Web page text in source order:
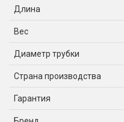
Длина
Вес
Диаметр трубки
Страна производства
Гарантия